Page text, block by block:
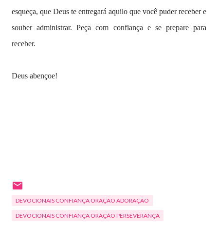
esqueça, que Deus te entregará aquilo que você puder receber e
souber administrar. Peça com confiança e se prepare para
receber.
Deus abençoe!
DEVOCIONAIS CONFIANÇA ORAÇÃO ADORAÇÃO
DEVOCIONAIS CONFIANÇA ORAÇÃO PERSEVERANÇA